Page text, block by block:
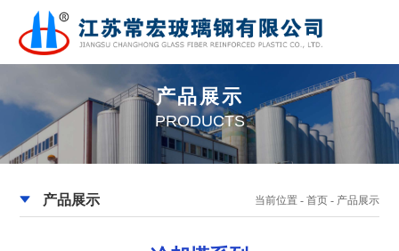
产品展示
PRODUCTS
产品展示 当前位置 - 首页- 产品展示